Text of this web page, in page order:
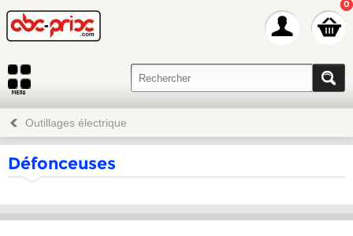
0
Outillages électrique
Défonceuses